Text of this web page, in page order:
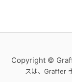
Copyright ©
スは、Graffer